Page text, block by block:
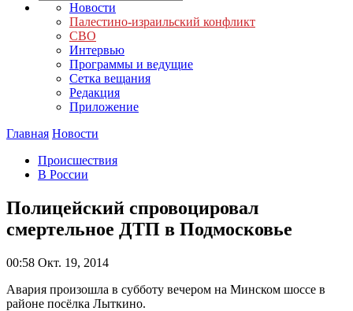
Новости
Палестино-израильский конфликт
СВО
Интервью
Программы и ведущие
Сетка вещания
Редакция
Приложение
Главная Новости
Происшествия
В России
Полицейский спровоцировал
смертельное ДТП в Подмосковье
00:58 Окт. 19, 2014
Авария произошла в субботу вечером на Минском шоссе в
районе посёлка Лыткино.